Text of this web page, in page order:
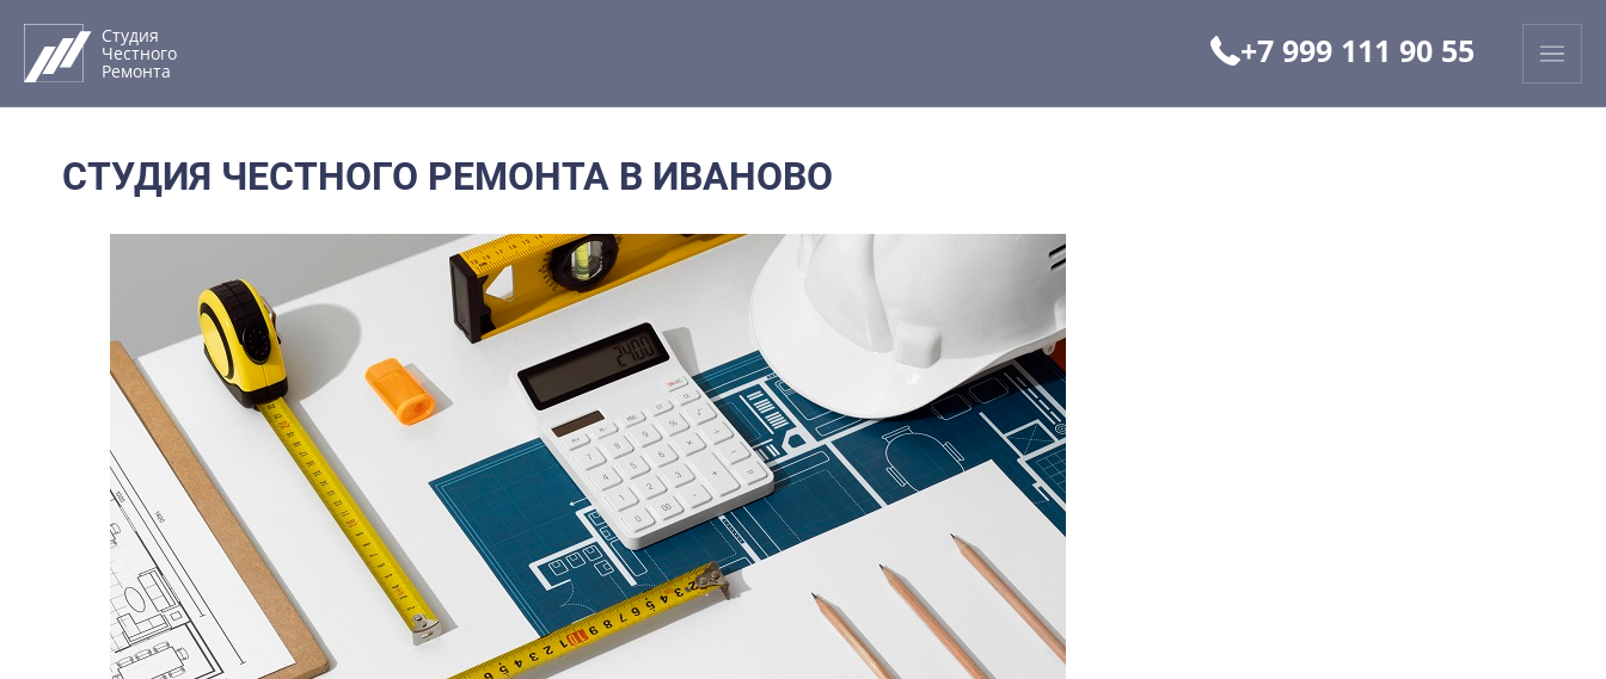
содержимому
Студия
Честного
Ремонта
+7 999 111 90 55
СТУДИЯ ЧЕСТНОГО РЕМОНТА В ИВАНОВО